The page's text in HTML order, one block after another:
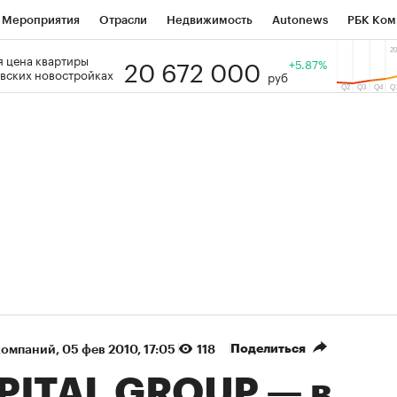
Мероприятия Отрасли Недвижимость Autonews РБК
РБК Образование Тренды
цена квартиры
новостройках
20 672 000 руб
+5.87%
⁠, 05 фев 2010, 17:05 118 Поделиться